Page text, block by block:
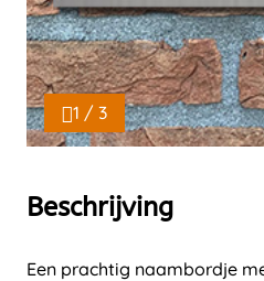
1 / 3
Beschrijving
Een prachtig naambordje